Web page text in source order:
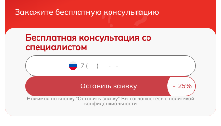
Закажите бесплатную консультацию
Бесплатная консультация со
специалистом
Оставить заявку
Нажимая на кнопку "Оставить заявку" Вы соглашаетесь cполитикой
конфиденциальности